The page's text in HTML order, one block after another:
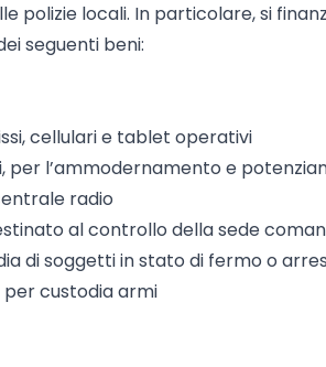
polizie locali. In particolare, si
seguenti beni:
cellulari e tablet operativi
per l’ammodernamento e
radio
al controllo della sede
di soggetti in stato di fermo o
custodia armi